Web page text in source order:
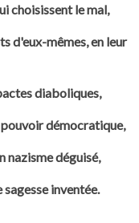
choisissent le mal,
d'eux-mêmes, en leur
diaboliques,
démocratique,
nazisme déguisé,
inventée.